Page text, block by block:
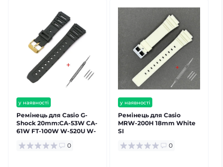
у наявності
Ремінець для Casio G-
Shock 20mm:CA-53W CA-
61W FT-100W W-520U W-
0
у наявності
Ремінець для Casio
MRW-200H 18mm White
SI
0